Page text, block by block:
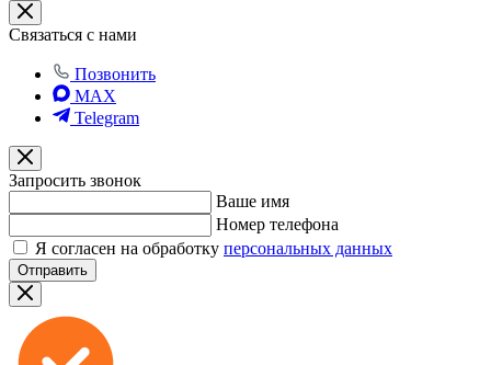
Связаться с нами
Позвонить
MAX
Telegram
Запросить звонок
Ваше имя
Номер телефона
Я согласен на обработку персональных данных
Отправить